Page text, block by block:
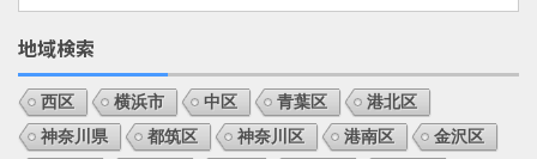
地域検索
西区 横浜市 中区 青葉区
港北区
神奈川県
都筑区 神奈川区 港南区
金沢区